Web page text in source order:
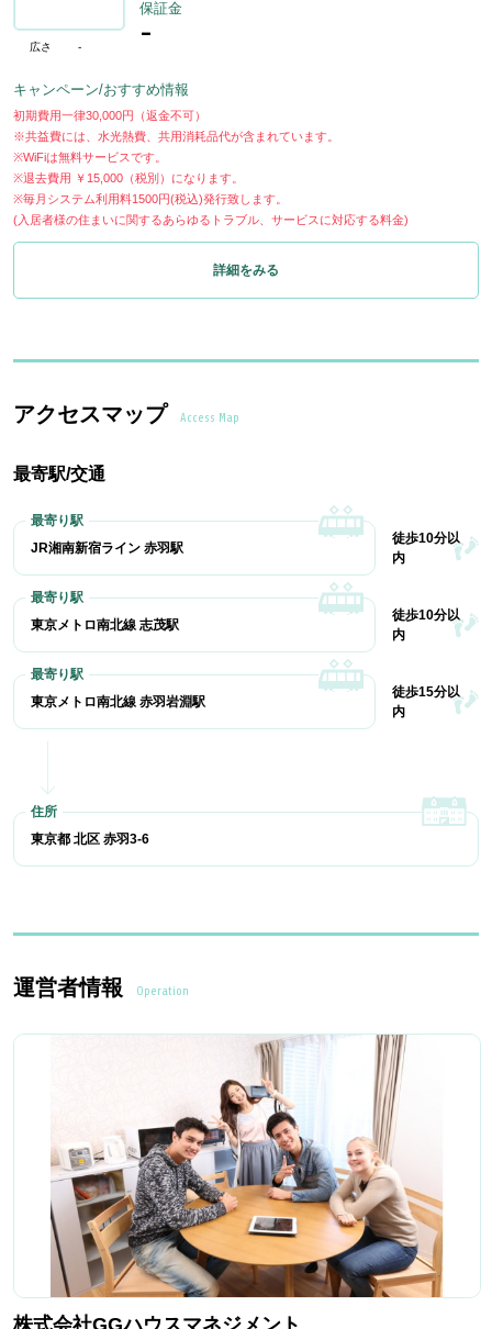
広さ -
保証金
-
キャンペーン/おすすめ情報
初期費用一律30,000円（返金不可）
※共益費には、水光熱費、共用消耗品代が含まれています。
※WiFiは無料サービスです。
※退去費用 ￥15,000（税別）になります。
※毎月システム利用料1500円(税込)発行致します。
(入居者様の住まいに関するあらゆるトラブル、サービスに対応する料金)
詳細をみる
アクセスマップ Access Map
最寄駅/交通
JR湘南新宿ライン 赤羽駅
徒歩10分以
内
東京メトロ南北線 志茂駅
徒歩10分以
内
東京メトロ南北線 赤羽岩淵駅
徒歩15分以
内
東京都 北区 赤羽3-6
運営者情報 Operation
株式会社GGハウスマネジメント